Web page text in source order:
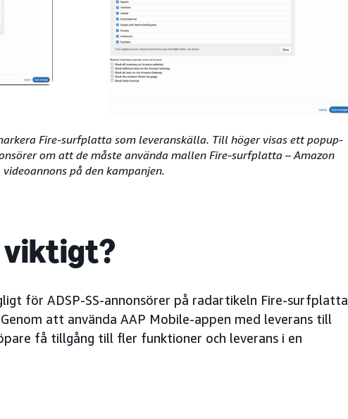
Fire-surfplatta som leveranskälla. Till höger visas ett popup-
om att de måste använda mallen Fire-surfplatta – Amazon
videoannons på den kampanjen.
viktigt?
för ADSP-SS-annonsörer på radartikeln Fire-surfplatta
att använda AAP Mobile-appen med leverans till
få tillgång till fler funktioner och leverans i en